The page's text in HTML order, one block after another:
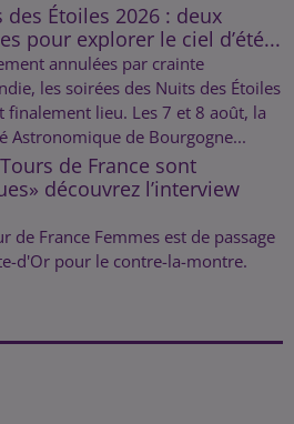
des Étoiles 2026 : deux
pour explorer le ciel d’été...
annulées par crainte
les soirées des Nuits des Étoiles
finalement lieu. Les 7 et 8 août, la
Astronomique de Bourgogne...
de France sont
découvrez l’interview
de France Femmes est de passage
d'Or pour le contre-la-montre.